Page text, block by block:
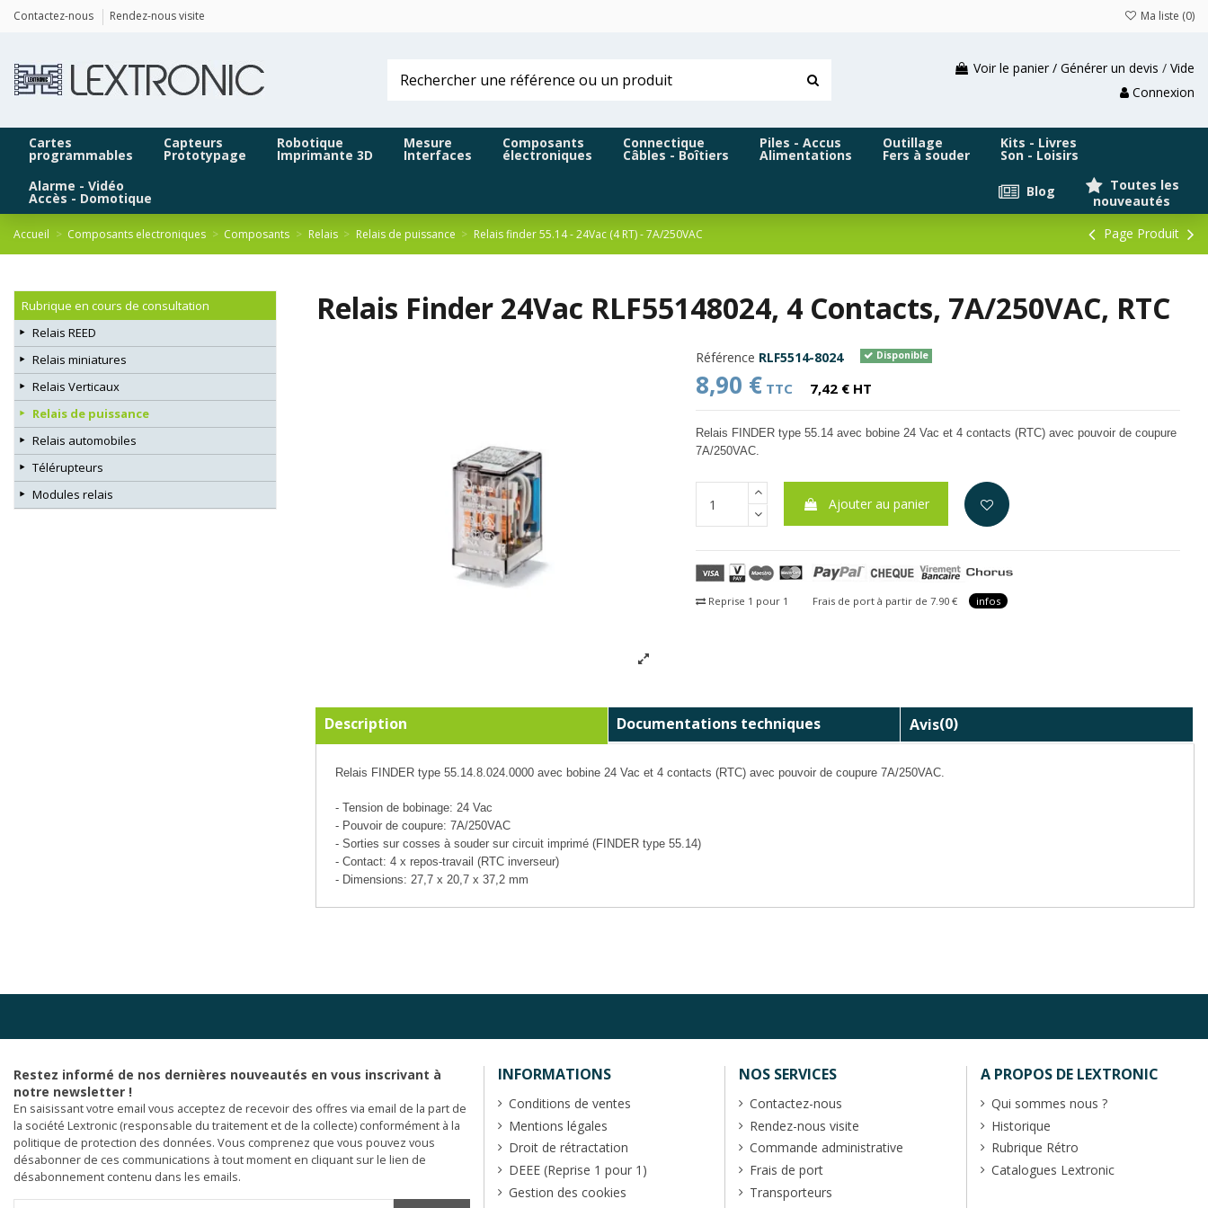
Contactez-nous Rendez-nous visite Ma liste (0)
Voir le panier / Générer un devis / Vide
Connexion
Cartes
programmables
Capteurs
Prototypage
Robotique
Imprimante 3D
Mesure
Interfaces
Composants
électroniques
Connectique
Câbles - Boîtiers
Piles - Accus
Alimentations
Outillage
Fers à souder
Kits - Livres
Son - Loisirs
Alarme - Vidéo
Accès - Domotique
Toutes les
nouveautés
Blog
Accueil Composants electroniques Composants Relais Relais de puissance Relais finder 55.14 - 24Vac (4 RT) - 7A/250VAC Page Produit
Relais Finder 24Vac RLF55148024, 4 Contacts, 7A/250VAC, RTC
Référence RLF5514-8024 Disponible
8,90 € TTC 7,42 € HT
Relais FINDER type 55.14 avec bobine 24 Vac et 4 contacts (RTC) avec pouvoir de coupure
7A/250VAC.
Ajouter au panier
Reprise 1 pour 1 Frais de port à partir de 7.90 € infos
Description Documentations techniques Avis(0)
Relais FINDER type 55.14.8.024.0000 avec bobine 24 Vac et 4 contacts (RTC) avec pouvoir de coupure 7A/250VAC.
- Tension de bobinage: 24 Vac
- Pouvoir de coupure: 7A/250VAC
- Sorties sur cosses à souder sur circuit imprimé (FINDER type 55.14)
- Contact: 4 x repos-travail (RTC inverseur)
- Dimensions: 27,7 x 20,7 x 37,2 mm
Rubrique en cours de consultation
Relais REED
Relais miniatures
Relais Verticaux
Relais de puissance
Relais automobiles
Télérupteurs
Modules relais
Restez informé de nos dernières nouveautés en vous inscrivant à
notre newsletter !
En saisissant votre email vous acceptez de recevoir des offres via email de la part de
la société Lextronic (responsable du traitement et de la collecte) conformément à la
politique de protection des données. Vous comprenez que vous pouvez vous
désabonner de ces communications à tout moment en cliquant sur le lien de
désabonnement contenu dans les emails.
INFORMATIONS
Conditions de ventes
Mentions légales
Droit de rétractation
DEEE (Reprise 1 pour 1)
Gestion des cookies
NOS SERVICES
Contactez-nous
Rendez-nous visite
Commande administrative
Frais de port
Transporteurs
A PROPOS DE LEXTRONIC
Qui sommes nous ?
Historique
Rubrique Rétro
Catalogues Lextronic
Panneau de gestion des cookies